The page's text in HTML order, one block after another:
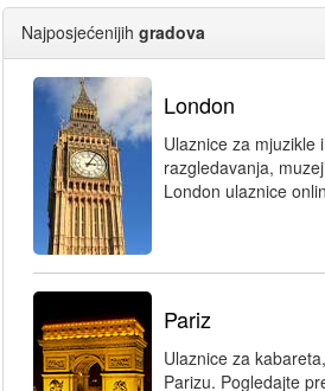
Najposjećenijihgradova
London
Ulaznice za mjuzikle
razgledavanja,
London ulaznice
Pariz
Ulaznice za
Parizu. Pogledajte